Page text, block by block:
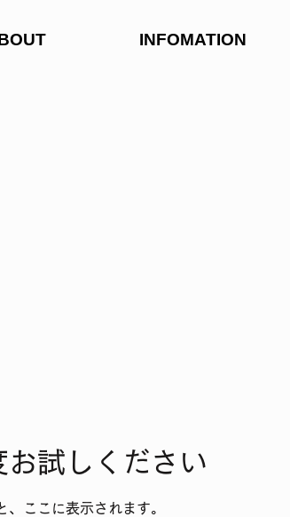
INFOMATION
試しください
、ここに表示されます。